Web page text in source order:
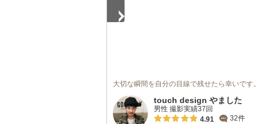
大切な瞬間を自分の目線で残せたら幸いです。
touch design やました
男性 撮影実績37回
4.91
32件